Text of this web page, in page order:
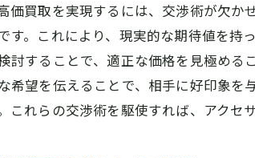
買取業者の
アフターサ
プロの鑑定
橿原市内でのア
価買取を実現するには、交渉術が欠
す。これにより、現実的な期待値を
討することで、適正な価格を見極め
希望を伝えることで、相手に好印象
これらの交渉術を駆使すれば、アクセ